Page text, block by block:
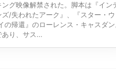
ング映像解禁された。脚本は『イン
ズ/失われたアーク』、『スター・ウ
の帰還』のローレンス・キャスダン
り、サス...